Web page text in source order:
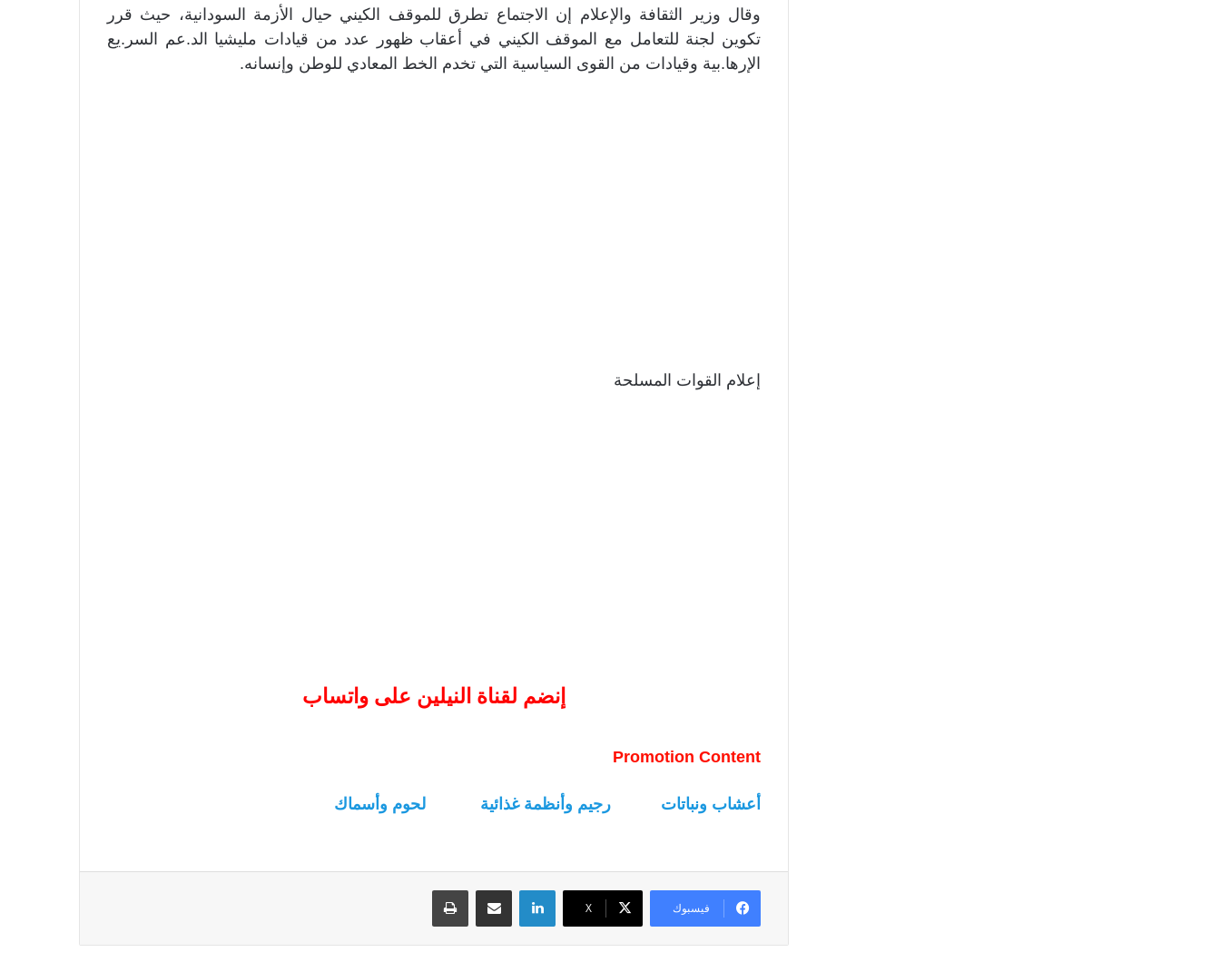
وقال وزير الثقافة والإعلام إن الاجتماع تطرق للموقف الكيني حيال الأزمة السودانية، حيث قرر
تكوين لجنة للتعامل مع الموقف الكيني في أعقاب ظهور عدد من قيادات مليشيا الد.عم السر.يع
الإرها.بية وقيادات من القوى السياسية التي تخدم الخط المعادي للوطن وإنسانه.
إعلام القوات المسلحة
إنضم لقناة النيلين على واتساب
Promotion Content
أعشاب ونباتات رجيم وأنظمة غذائية لحوم وأسماك
فيسبوك ‫X
لينكدإن